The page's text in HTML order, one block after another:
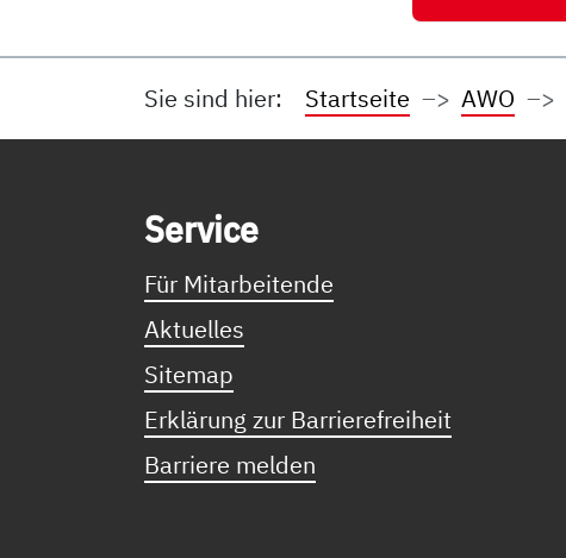
Sie sind hier: Startseite AWO
Ser­vice
Für Mitarbeitende
Aktuelles
Sitemap
Erklärung zur Barrierefreiheit
Barriere melden